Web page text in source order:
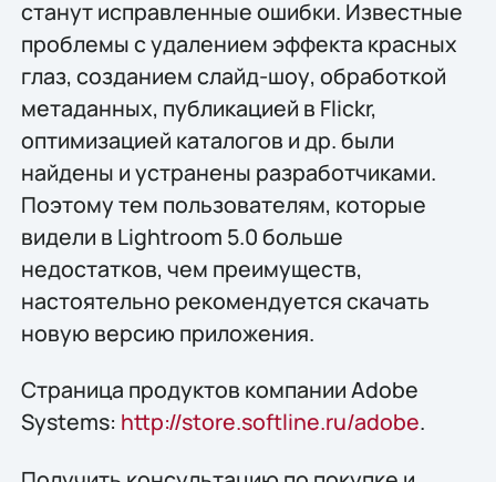
станут исправленные ошибки. Известные
проблемы с удалением эффекта красных
глаз, созданием слайд-шоу, обработкой
метаданных, публикацией в Flickr,
оптимизацией каталогов и др. были
найдены и устранены разработчиками.
Поэтому тем пользователям, которые
видели в Lightroom 5.0 больше
недостатков, чем преимуществ,
настоятельно рекомендуется скачать
новую версию приложения.
Страница продуктов компании Adobe
Systems: http://store.softline.ru/adobe.